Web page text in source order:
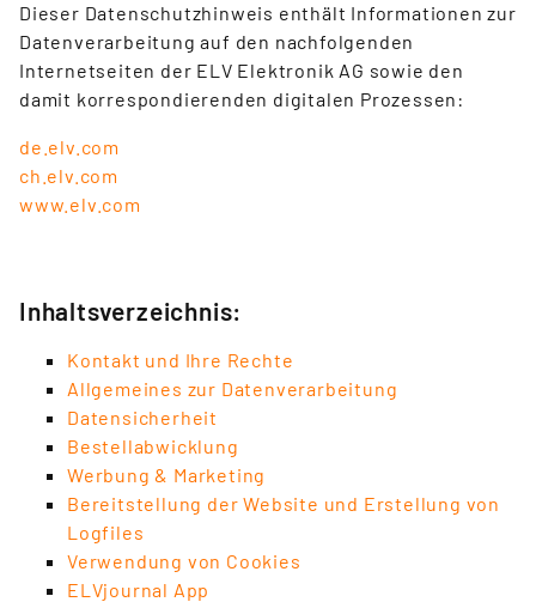
Dieser Datenschutzhinweis enthält Informationen zur
Datenverarbeitung auf den nachfolgenden
Internetseiten der ELV Elektronik AG sowie den
damit korrespondierenden digitalen Prozessen:
de.elv.com
ch.elv.com
www.elv.com
Inhaltsverzeichnis:
Kontakt und Ihre Rechte
Allgemeines zur Datenverarbeitung
Datensicherheit
Bestellabwicklung
Werbung & Marketing
Bereitstellung der Website und Erstellung von
Logfiles
Verwendung von Cookies
ELVjournal App